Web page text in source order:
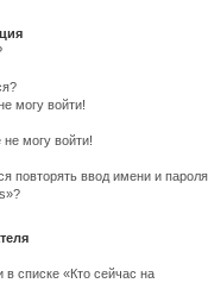
могу войти!
могу войти!
повторять ввод имени и
в списке «Кто сейчас на